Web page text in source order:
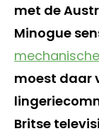
met de
Minogue
moest daar
Britse